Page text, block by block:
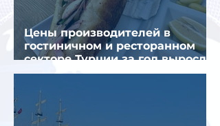
Цены производителей в
гостиничном и ресторанном
секторе Турции за год выросли
почти на 32%